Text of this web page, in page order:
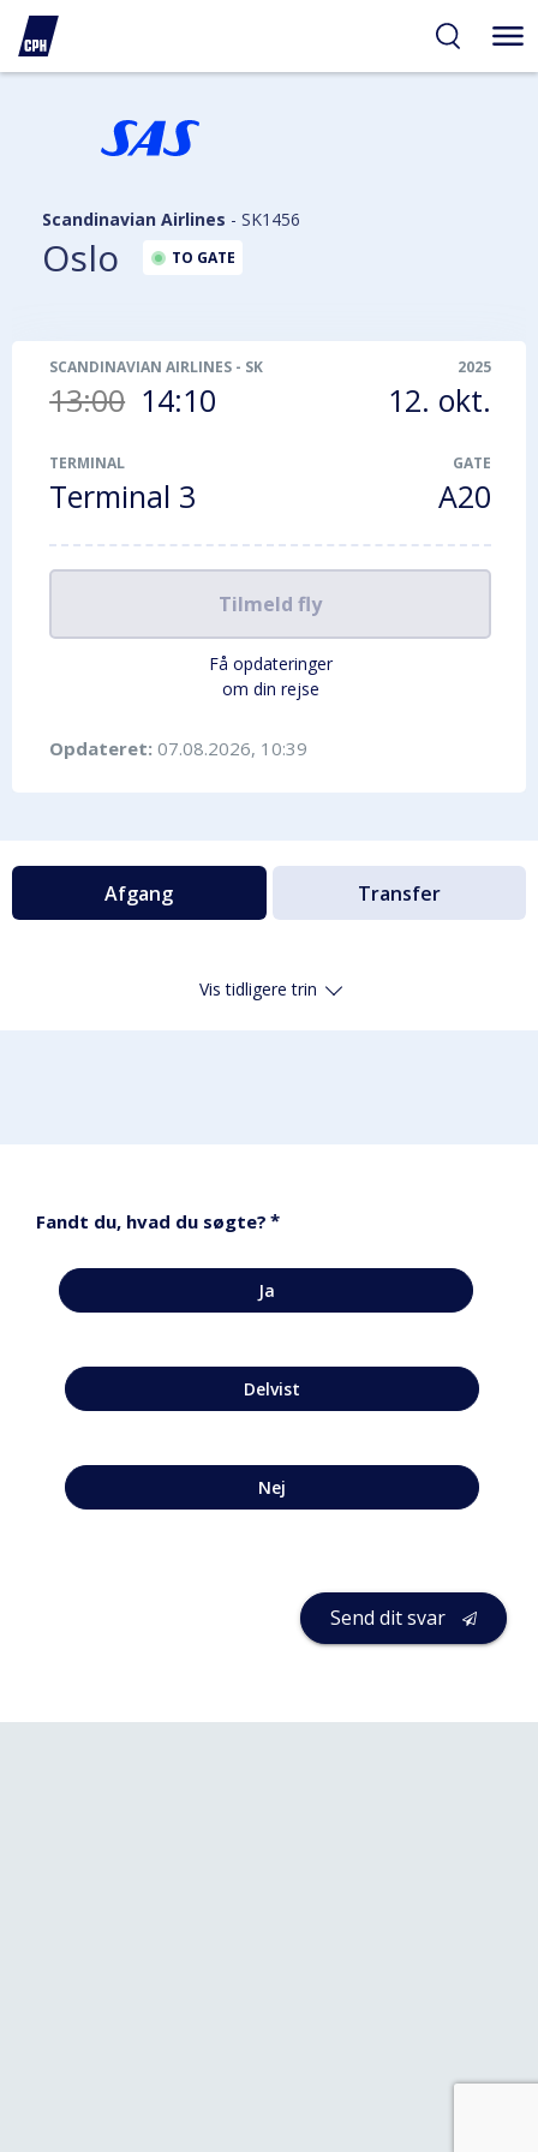
Scandinavian Airlines - SK1456
Oslo TO GATE
SCANDINAVIAN AIRLINES - SK1456
13:00 14:10
2025
12. okt.
TERMINAL
Terminal 3
GATE
A20
Tilmeld fly
Få opdateringer
om din rejse
Opdateret: 07.08.2026, 10:39
Afgang Transfer
Vis tidligere trin
Fandt du, hvad du søgte? *
Ja
Delvist
Nej
Send dit svar